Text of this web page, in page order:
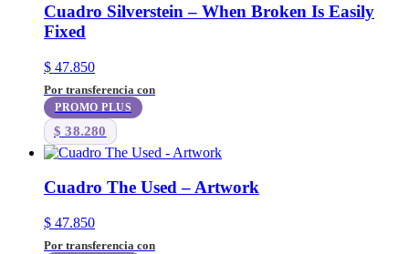
Cuadro Silverstein – When Broken Is Easily
Fixed
$ 47.850
Por transferencia con
PROMO PLUS
$ 38.280
Cuadro The Used – Artwork
$ 47.850
Por transferencia con